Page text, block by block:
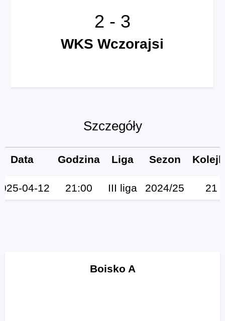
WKS Wczorajsi
2 - 3
Szczegóły
Data Godzina Liga Sezon
04-12 21:00 III liga 2024/25 21
Boisko A